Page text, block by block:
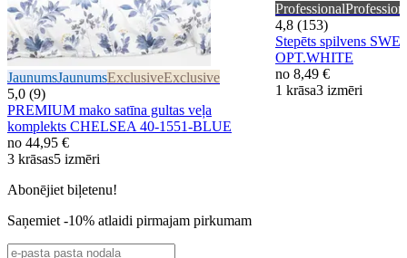
JaunumsJaunumsExclusiveExclusive
5,0 (9)
PREMIUM mako satīna gultas veļa
komplekts CHELSEA 40-1551-BLUE
no 44,95 €
3 krāsas5 izmēri
Professional
4,8 (153)
Stepēts spilvens
OPT.WHITE
no 8,49 €
1 krāsa3 izmēri
Abonējiet biļetenu!
Saņemiet -10% atlaidi pirmajam pirkumam